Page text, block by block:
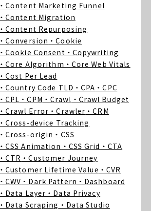
・Content Marketing Funnel
・Content Migration
・Content Repurposing
・Conversion ・Cookie
・Cookie Consent ・Copywriting
・Core Algorithm ・Core Web Vitals
・Cost Per Lead
・Country Code TLD ・CPA ・CPC
・CPL ・CPM ・Crawl ・Crawl Budget
・Crawl Error ・Crawler ・CRM
・Cross-device Tracking
・Cross-origin ・CSS
・CSS Animation ・CSS Grid ・CTA
・CTR ・Customer Journey
・Customer Lifetime Value ・CVR
・CWV ・Dark Pattern ・Dashboard
・Data Layer ・Data Privacy
・Data Scraping ・Data Studio